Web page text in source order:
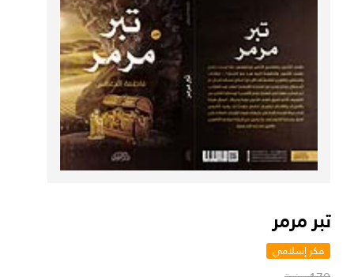
تبر مرمر
فكر إسلامي